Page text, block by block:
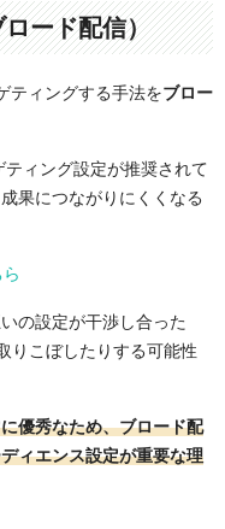
ード配信）
ティングする手法をブロー
ィング設定が推奨されて
果につながりにくくなる
の設定が干渉し合った
りこぼしたりする可能性
優秀なため、ブロード配
ィエンス設定が重要な理